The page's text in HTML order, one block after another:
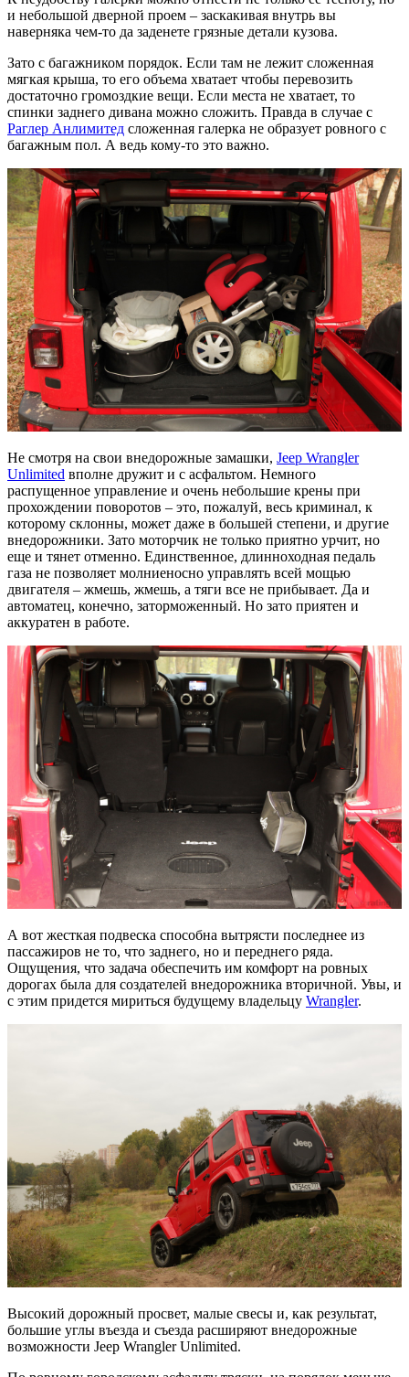
и небольшой дверной проем – заскакивая внутрь вы
наверняка чем-то да заденете грязные детали кузова.
Зато с багажником порядок. Если там не лежит сложенная
мягкая крыша, то его объема хватает чтобы перевозить
достаточно громоздкие вещи. Если места не хватает, то
спинки заднего дивана можно сложить. Правда в случае с
Раглер Анлимитед сложенная галерка не образует ровного с
багажным пол. А ведь кому-то это важно.
Не смотря на свои внедорожные замашки, Jeep Wrangler
Unlimited вполне дружит и с асфальтом. Немного
распущенное управление и очень небольшие крены при
прохождении поворотов – это, пожалуй, весь криминал, к
которому склонны, может даже в большей степени, и другие
внедорожники. Зато моторчик не только приятно урчит, но
еще и тянет отменно. Единственное, длинноходная педаль
газа не позволяет молниеносно управлять всей мощью
двигателя – жмешь, жмешь, а тяги все не прибывает. Да и
автоматец, конечно, заторможенный. Но зато приятен и
аккуратен в работе.
А вот жесткая подвеска способна вытрясти последнее из
пассажиров не то, что заднего, но и переднего ряда.
Ощущения, что задача обеспечить им комфорт на ровных
дорогах была для создателей внедорожника вторичной. Увы, и
с этим придется мириться будущему владельцу Wrangler.
Высокий дорожный просвет, малые свесы и, как результат,
большие углы въезда и съезда расширяют внедорожные
возможности Jeep Wrangler Unlimited.